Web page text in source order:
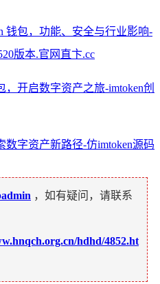
钱包，功能、安全与行业影响-
版本.官网直卞.cc
，开启数字资产之旅-imtoken创
数字资产新路径-仿imtoken源码
，如有疑问，请联系
hdhd/4852.ht